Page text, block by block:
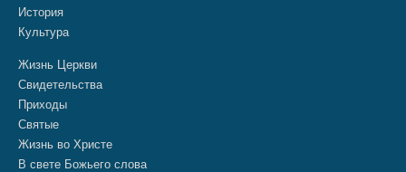
История
Культура
Жизнь Церкви
Свидетельства
Приходы
Святые
Жизнь во Христе
В свете Божьего слова